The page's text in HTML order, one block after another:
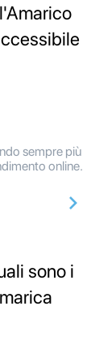
sempre più
online.
sono i